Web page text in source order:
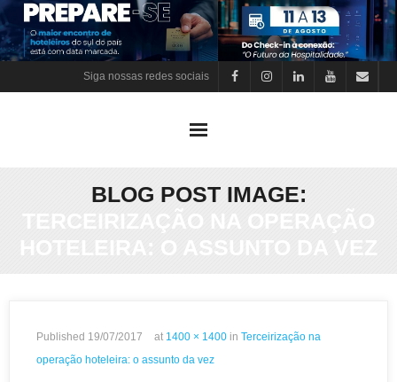
Skip
to
content
Siga nossas redes sociais
BLOG POST IMAGE:
TERCEIRIZAÇÃO NA OPERAÇÃO
HOTELEIRA: O ASSUNTO DA VEZ
Published 19/07/2017 at 1400 × 1400 in Terceirização na
operação hoteleira: o assunto da vez